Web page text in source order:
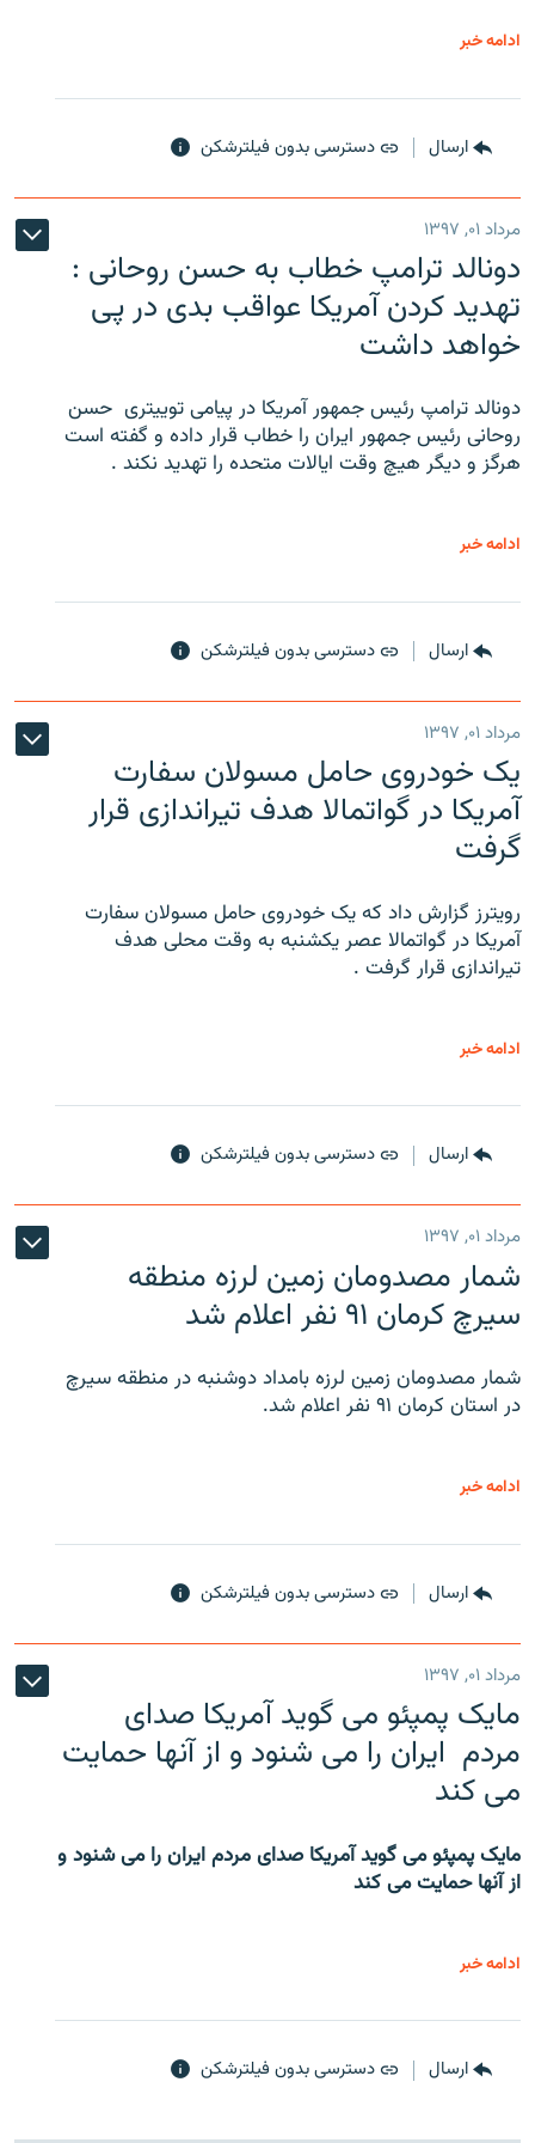
ادامه خبر
ارسال دسترسی بدون فیلترشکن
مرداد ۰۱, ۱۳۹۷
دونالد ترامپ خطاب به حسن روحانی :
تهدید کردن آمریکا عواقب بدی در پی
خواهد داشت
دونالد ترامپ رئیس جمهور آمریکا در پیامی توییتری ‌ حسن
روحانی رئیس جمهور ایران را خطاب قرار داده و گفته است
هرگز و دیگر هیچ وقت ایالات متحده را تهدید نکند .
ادامه خبر
ارسال دسترسی بدون فیلترشکن
مرداد ۰۱, ۱۳۹۷
یک خودروی حامل مسولان سفارت
آمریکا در گواتمالا هدف تیراندازی قرار
گرفت
رویترز گزارش داد که یک خودروی حامل مسولان سفارت
آمریکا در گواتمالا عصر یکشنبه به وقت محلی هدف
تیراندازی قرار گرفت .
ادامه خبر
ارسال دسترسی بدون فیلترشکن
مرداد ۰۱, ۱۳۹۷
شمار مصدومان زمین لرزه منطقه
سیرچ کرمان ۹۱ نفر اعلام شد
شمار مصدومان زمین لرزه بامداد دوشنبه در منطقه سیرچ
در استان کرمان ۹۱ نفر اعلام شد.
ادامه خبر
ارسال دسترسی بدون فیلترشکن
مرداد ۰۱, ۱۳۹۷
مایک پمپئو می گوید آمریکا صدای
مردم ایران را می شنود و از آنها حمایت
می کند
مایک پمپئو می گوید آمریکا صدای مردم ایران را می شنود و
از آنها حمایت می کند
ادامه خبر
ارسال دسترسی بدون فیلترشکن